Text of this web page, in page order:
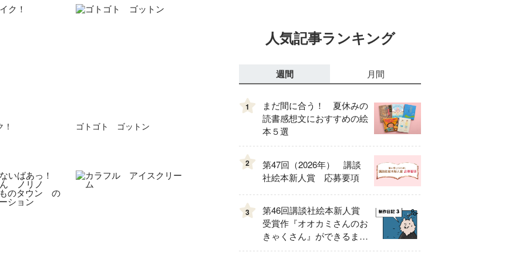
ゴトゴト ゴットン
人気記事ランキング
週間 月間
1
まだ間に合う！ 夏休みの
読書感想文におすすめの絵
本５選
2
第47回（2026年） 講談
社絵本新人賞 応募要項
3
第46回講談社絵本新人賞
受賞作『オオカミさんのお
きゃくさん』ができるまで
③